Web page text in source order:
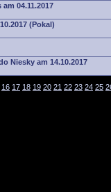
04.11.2017
(Pokal)
Niesky am 14.10.2017
16 17 18 19 20 21 22 23 24 25